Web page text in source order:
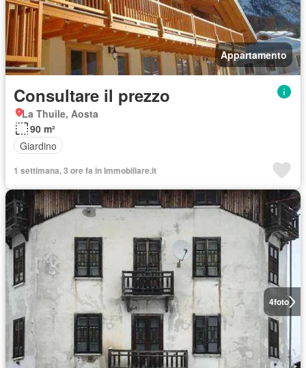
Appartamento
Consultare il prezzo
La Thuile, Aosta
90 m²
Giardino
1 settimana, 3 ore fa in Immobiliare.it
4foto